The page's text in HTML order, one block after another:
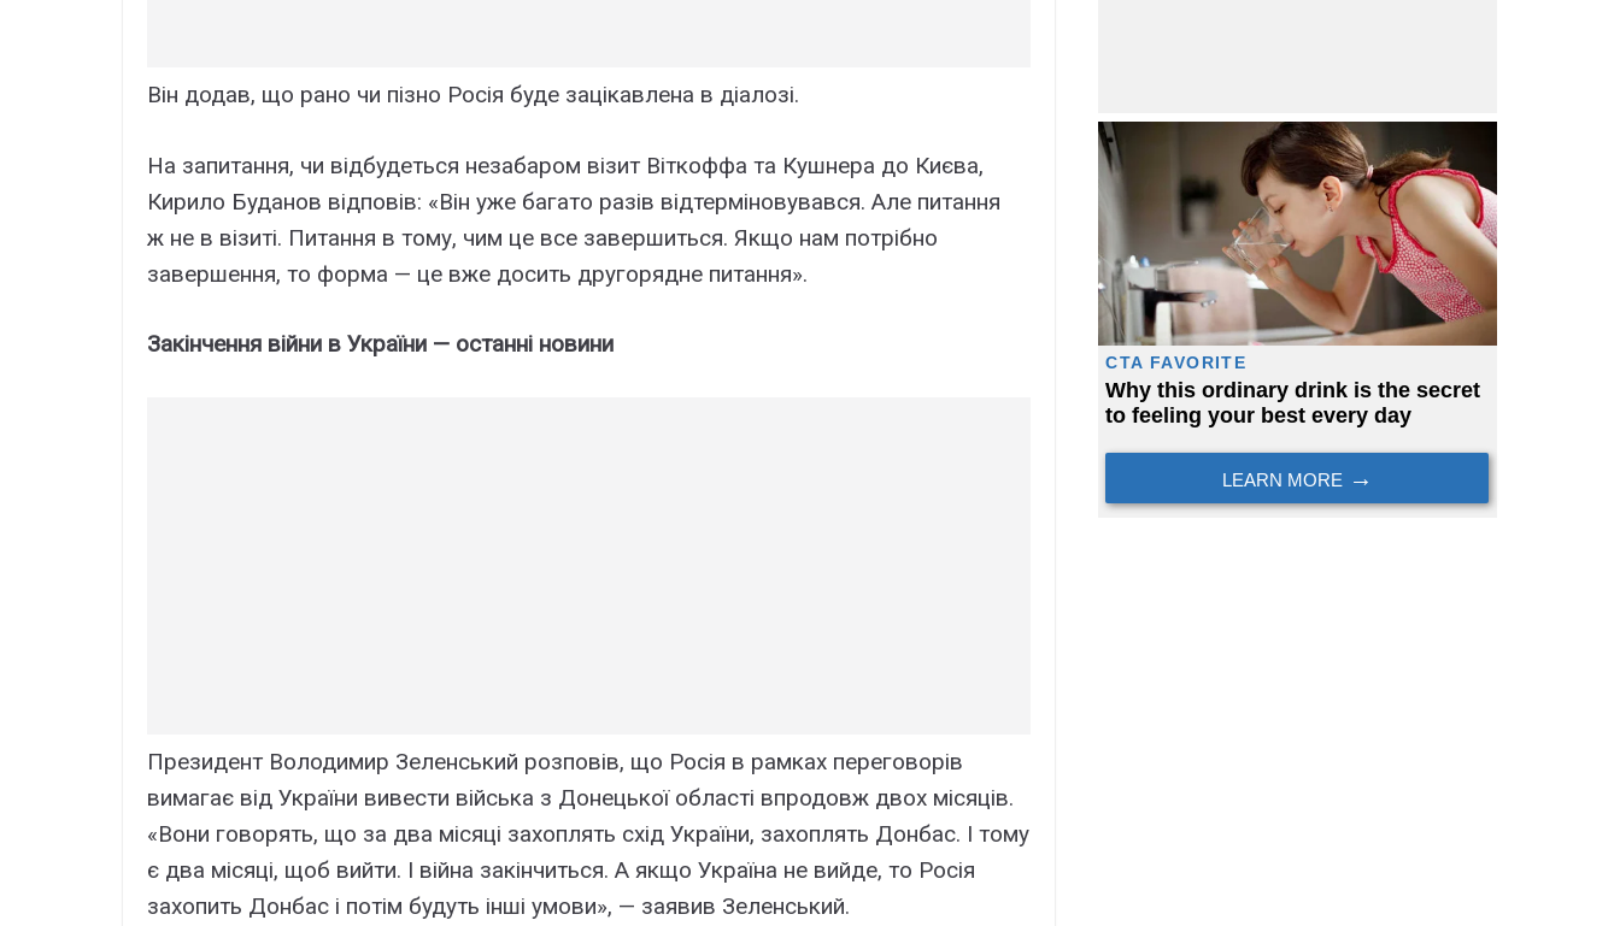
Він додав, що рано чи пізно Росія буде зацікавлена ​​в діалозі.
На запитання, чи відбудеться незабаром візит Віткоффа та Кушнера до Києва,
Кирило Буданов відповів: «Він уже багато разів відтерміновувався. Але питання
ж не в візиті. Питання в тому, чим це все завершиться. Якщо нам потрібно
завершення, то форма — це вже досить другорядне питання».
Закінчення війни в України — останні новини
Президент Володимир Зеленський розповів, що Росія в рамках переговорів
вимагає від України вивести війська з Донецької області впродовж двох місяців.
«Вони говорять, що за два місяці захоплять схід України, захоплять Донбас. І тому
є два місяці, щоб вийти. І війна закінчиться. А якщо Україна не вийде, то Росія
захопить Донбас і потім будуть інші умови», — заявив Зеленський.